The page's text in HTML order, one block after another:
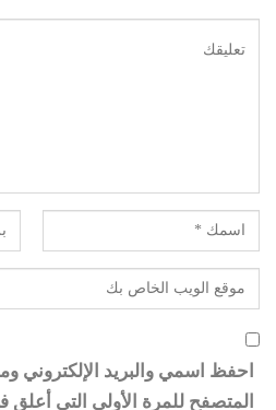
احفظ اسمي والبريد الإلكتروني
المتصفح للمرة الأولى التي أعلق